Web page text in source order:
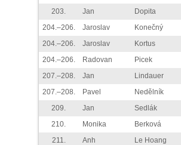
203.
Jan Dopita
204.–206.
Jaroslav Konečný
204.–206.
Jaroslav Kortus
204.–206.
Radovan Picek
207.–208.
Jan Lindauer
207.–208.
Pavel Nedělník
209.
Jan Sedlák
210.
Monika Berková
211.
Anh Le Hoang